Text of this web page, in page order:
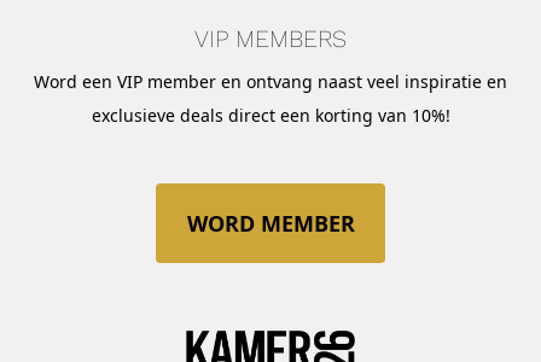
VIP MEMBERS
Word een VIP member en ontvang naast veel inspiratie en
exclusieve deals direct een korting van 10%!
WORD MEMBER